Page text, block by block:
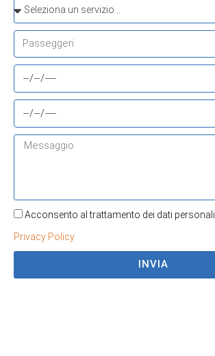
Acconsento al trattamento dei dati personali
Privacy Policy
INVIA